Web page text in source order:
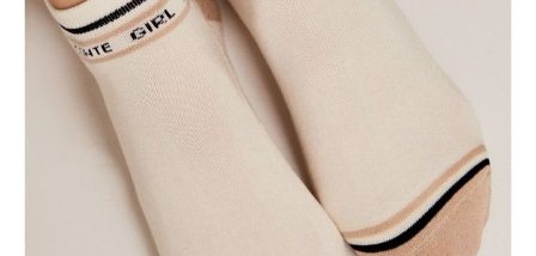
хлопок 84%, полиамид 14%, эластан 2%
Udostępnij produkt
Podmiot odpowiedzialny
EuroTrade Tex Sp z o.o.
Św. Teresy 91
91-341, Łódź, Polska
+48 500-503-636
info@conteshop.pl
Ten produkt nie ma pytań Możesz zadać pytanie, klikając przycisk